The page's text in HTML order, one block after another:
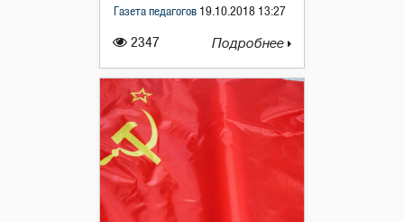
2347
Газета педагогов 19.10.2018 13:27
Подробнее